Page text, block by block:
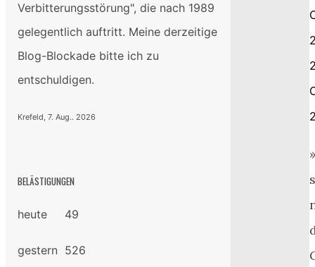
Verbitterungsstörung", die nach 1989
gelegentlich auftritt. Meine derzeitige
Blog-Blockade bitte ich zu
entschuldigen.
Krefeld, 7. Aug.. 2026
BELÄSTIGUNGEN
heute 49
gestern 526